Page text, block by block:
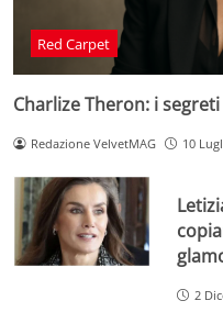
Red Carpet
Charlize Theron: i
Redazione VelvetMAG 10
2